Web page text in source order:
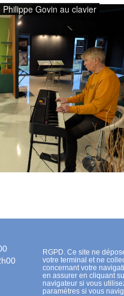
Govin au clavier
RGPD. Ce site ne
votre terminal et ne
concernant votre
en assurer en cliquant
navigateur si vous
paramètres si vous